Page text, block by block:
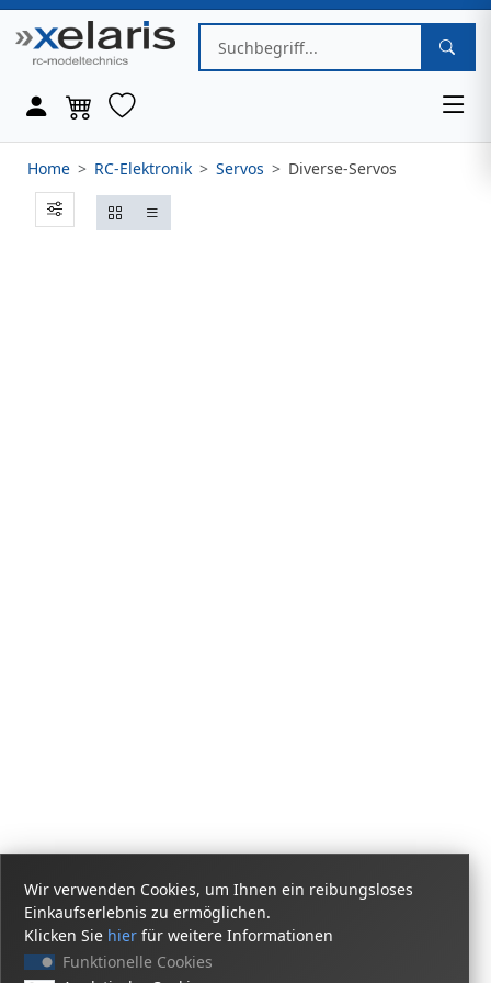
Home RC-Elektronik Servos Diverse-Servos
Wir verwenden Cookies, um Ihnen ein reibungsloses
Einkaufserlebnis zu ermöglichen.
Klicken Sie hier für weitere Informationen
Funktionelle Cookies